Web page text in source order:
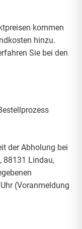
kommen
hinzu.
Sie bei den
der Abholung bei
88131 Lindau,
(Voranmeldung